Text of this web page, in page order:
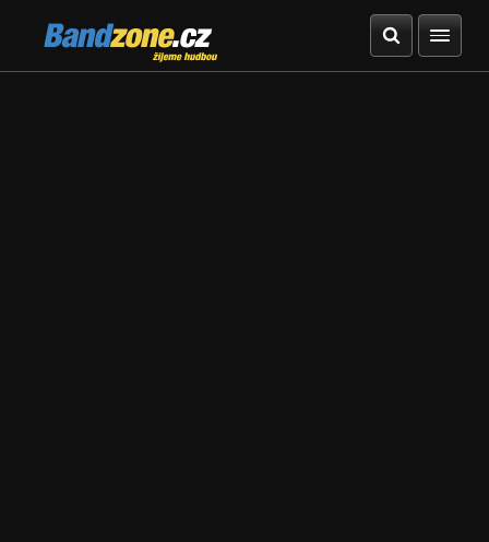
Bandzone.cz
žijeme hudbou